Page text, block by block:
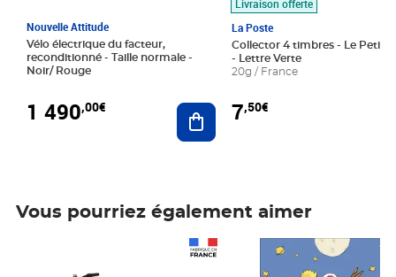
Nouvelle Attitude
Vélo électrique du facteur,
reconditionné - Taille normale -
Noir/ Rouge
1 490,00€ Ajouter au panier
Livraison offerte
La Poste
Collector 4 timbres - Le Petit
- Lettre Verte
20g / France
7,50€
Vous pourriez également aimer
Prix 7,50€